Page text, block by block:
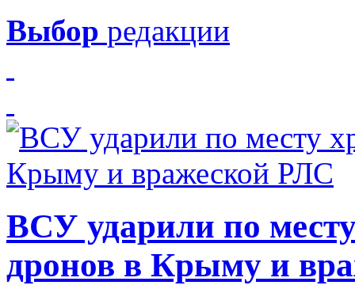
Выбор редакции
ВСУ ударили по
дронов в Крыму и